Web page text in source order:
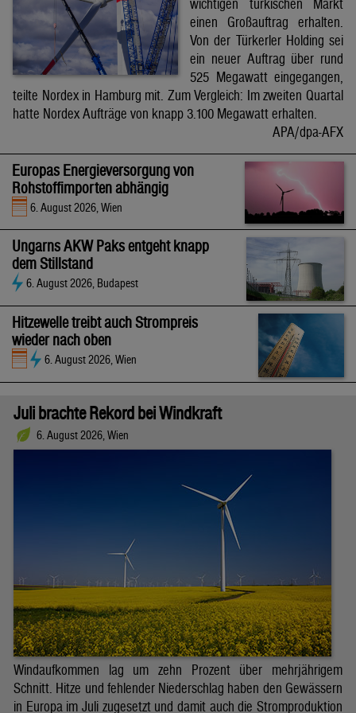
wichtigen türkischen Markt
einen Großauftrag erhalten.
Von der Türkerler Holding sei
ein neuer Auftrag über rund
525 Megawatt eingegangen,
teilte Nordex in Hamburg mit. Zum Vergleich: Im zweiten Quartal
hatte Nordex Aufträge von knapp 3.100 Megawatt erhalten.
APA/dpa-AFX
Europas Energieversorgung von
Rohstoffimporten abhängig
6. August 2026, Wien
Ungarns AKW Paks entgeht knapp
dem Stillstand
6. August 2026, Budapest
Hitzewelle treibt auch Strompreis
wieder nach oben
6. August 2026, Wien
Juli brachte Rekord bei Windkraft
6. August 2026, Wien
Windaufkommen lag um zehn Prozent über mehrjährigem
Schnitt. Hitze und fehlender Niederschlag haben den Gewässern
in Europa im Juli zugesetzt und damit auch die Stromproduktion